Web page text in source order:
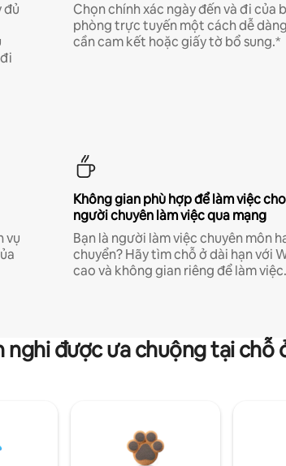
đủ
Chọn chính xác ngày đến và đi của
phòng trực tuyến một cách dễ
cần cam kết hoặc giấy tờ bổ sung.*
vụ
Không gian phù hợp để làm việc
người chuyên làm việc qua mạng
Bạn là người làm việc chuyên môn
chuyển? Hãy tìm chỗ ở dài hạn với
cao và không gian riêng để làm việc.
nghi được ưa chuộng tại